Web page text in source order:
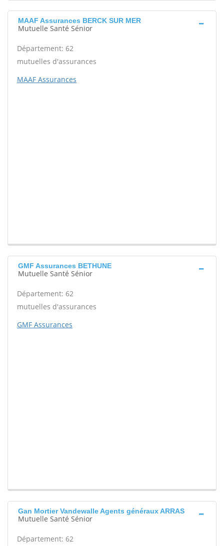
MAAF Assurances BERCK SUR MER
Mutuelle Santé Sénior
Département: 62
mutuelles d'assurances
MAAF Assurances
GMF Assurances BETHUNE
Mutuelle Santé Sénior
Département: 62
mutuelles d'assurances
GMF Assurances
Gan Mortier Vandewalle Agents généraux ARRAS
Mutuelle Santé Sénior
Département: 62